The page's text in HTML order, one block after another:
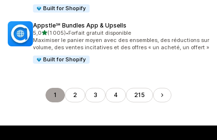
Built for Shopify
Appstle℠ Bundles App & Upsells
5,0étoile(s) sur 5
(1 005)
1005 avis au total
•Forfait gratuit disponible
Maximiser le panier moyen avec des ensembles, des réductions sur
volume, des ventes incitatives et des offres « un acheté, un offert »
Built for Shopify
1 2 3 4 215